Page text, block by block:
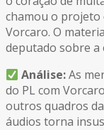
chamou o projeto
Vorcaro. O
deputado sobre a
Análise:As
do PL com
outros quadros
áudios torna